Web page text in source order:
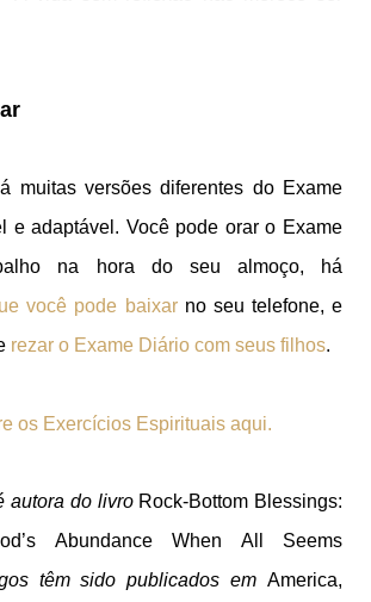
muitas versões diferentes do Exame
e adaptável. Você pode orar o Exame
na hora do seu almoço, há
você pode baixarno seu telefone, e
rezar o Exame Diário com seus filhos.
os Exercícios Espirituais aqui.
autora do livro Rock-Bottom Blessings:
Abundance When All Seems
têm sido publicados emAmerica,